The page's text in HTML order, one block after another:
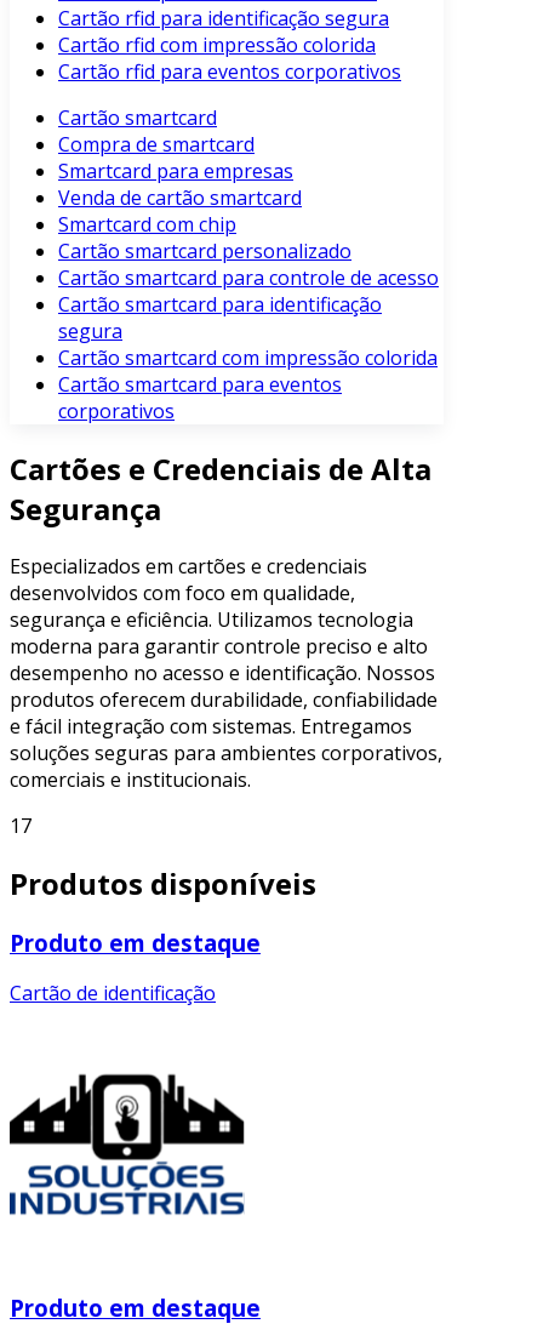
Cartão rfid para identificação segura
Cartão rfid com impressão colorida
Cartão rfid para eventos corporativos
Cartão smartcard
Compra de smartcard
Smartcard para empresas
Venda de cartão smartcard
Smartcard com chip
Cartão smartcard personalizado
Cartão smartcard para controle de acesso
Cartão smartcard para identificação
segura
Cartão smartcard com impressão colorida
Cartão smartcard para eventos
corporativos
Cartões e Credenciais de Alta
Segurança
Especializados em cartões e credenciais
desenvolvidos com foco em qualidade,
segurança e eficiência. Utilizamos tecnologia
moderna para garantir controle preciso e alto
desempenho no acesso e identificação. Nossos
produtos oferecem durabilidade, confiabilidade
e fácil integração com sistemas. Entregamos
soluções seguras para ambientes corporativos,
comerciais e institucionais.
17
Produtos disponíveis
Produto em destaque
Cartão de identificação
Produto em destaque